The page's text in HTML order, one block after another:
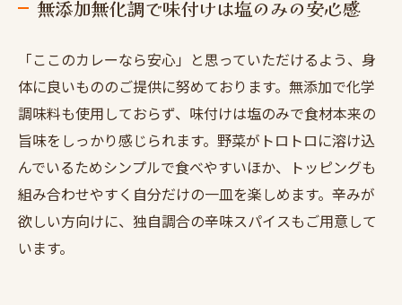
無添加無化調で味付けは塩のみの安心感
「ここのカレーなら安心」と思っていただけるよう、身
体に良いもののご提供に努めております。無添加で化学
調味料も使用しておらず、味付けは塩のみで食材本来の
旨味をしっかり感じられます。野菜がトロトロに溶け込
んでいるためシンプルで食べやすいほか、トッピングも
組み合わせやすく自分だけの一皿を楽しめます。辛みが
欲しい方向けに、独自調合の辛味スパイスもご用意して
います。